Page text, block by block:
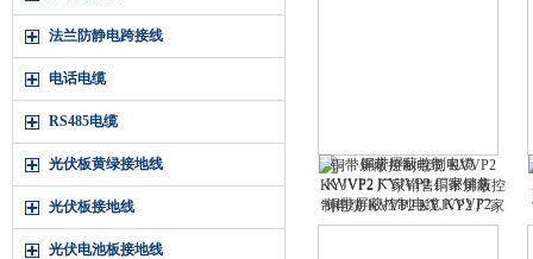
法兰防静电跨接线
电话电缆
RS485电缆
光伏板黄绿接地线
光伏板接地线
光伏电池板接地线
铜带屏蔽控制电缆 KVVP2
KYJVP2 厂家销售铜带屏蔽控
制电缆 KVVP2 KYJVP2 厂家
销售